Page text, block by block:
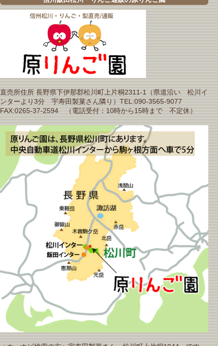
直売所住所 長野県下伊那郡松川町上片桐2311-1（県道沿い 松川イ
ンターより3分 宇寿田製菓さん隣り）TEL:090-3565-9077
FAX:0265-37-2594 （電話受付：10時から15時まで 不定休）